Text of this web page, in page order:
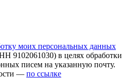
моих персональных данных
в целях обработки
писем на указанную почту.
— по ссылке